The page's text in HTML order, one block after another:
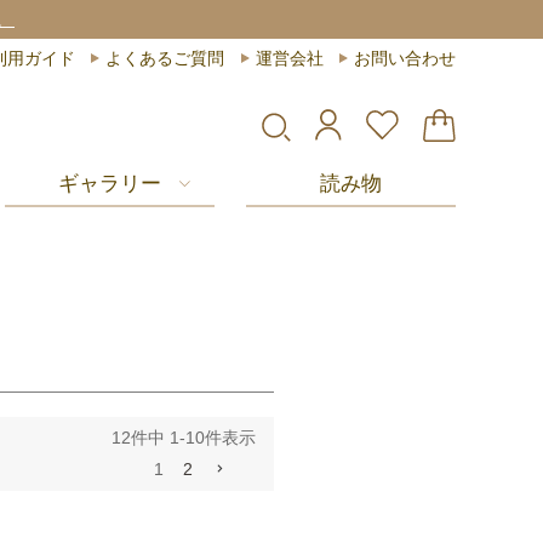
用ガイド よくあるご質問 運営会社 お問い合わせ
ギャラリー 読み物
12件中 1-10件表示
1
2